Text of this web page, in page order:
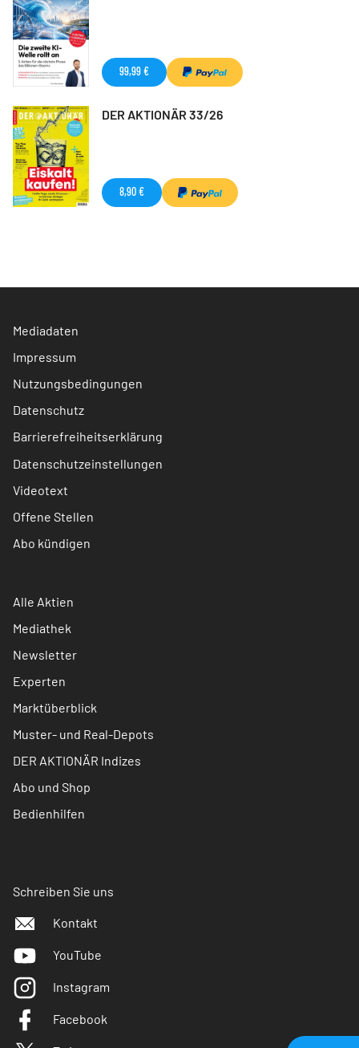
99,99 €
DER AKTIONÄR 33/26
8,90 €
Mediadaten
Impressum
Nutzungsbedingungen
Datenschutz
Barrierefreiheitserklärung
Datenschutzeinstellungen
Videotext
Offene Stellen
Abo kündigen
Alle Aktien
Mediathek
Newsletter
Experten
Marktüberblick
Muster- und Real-Depots
DER AKTIONÄR Indizes
Abo und Shop
Bedienhilfen
Schreiben Sie uns
Kontakt
YouTube
Instagram
Facebook